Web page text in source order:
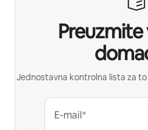
Jednostavna kontrolna lista za
E-mail*